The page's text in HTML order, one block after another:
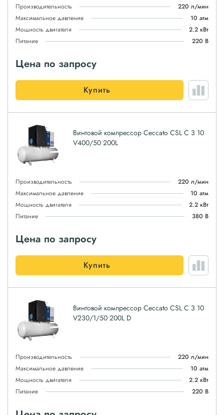
Производительность
220 л/мин
Максимальное давление
10 атм
Мощность двигателя
2.2 кВт
Питание
220 В
Цена по запросу
Купить
Винтовой компрессор Ceccato CSL C 3 10
V400/50 200L
Производительность
220 л/мин
Максимальное давление
10 атм
Мощность двигателя
2.2 кВт
Питание
380 В
Цена по запросу
Купить
Винтовой компрессор Ceccato CSL C 3 10
V230/1/50 200L D
Производительность
220 л/мин
Максимальное давление
10 атм
Мощность двигателя
2.2 кВт
Питание
220 В